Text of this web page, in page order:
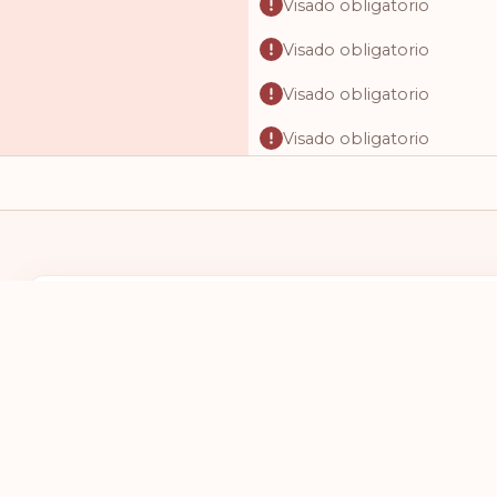
Visado obligatorio
Visado obligatorio
Visado obligatorio
Visado obligatorio